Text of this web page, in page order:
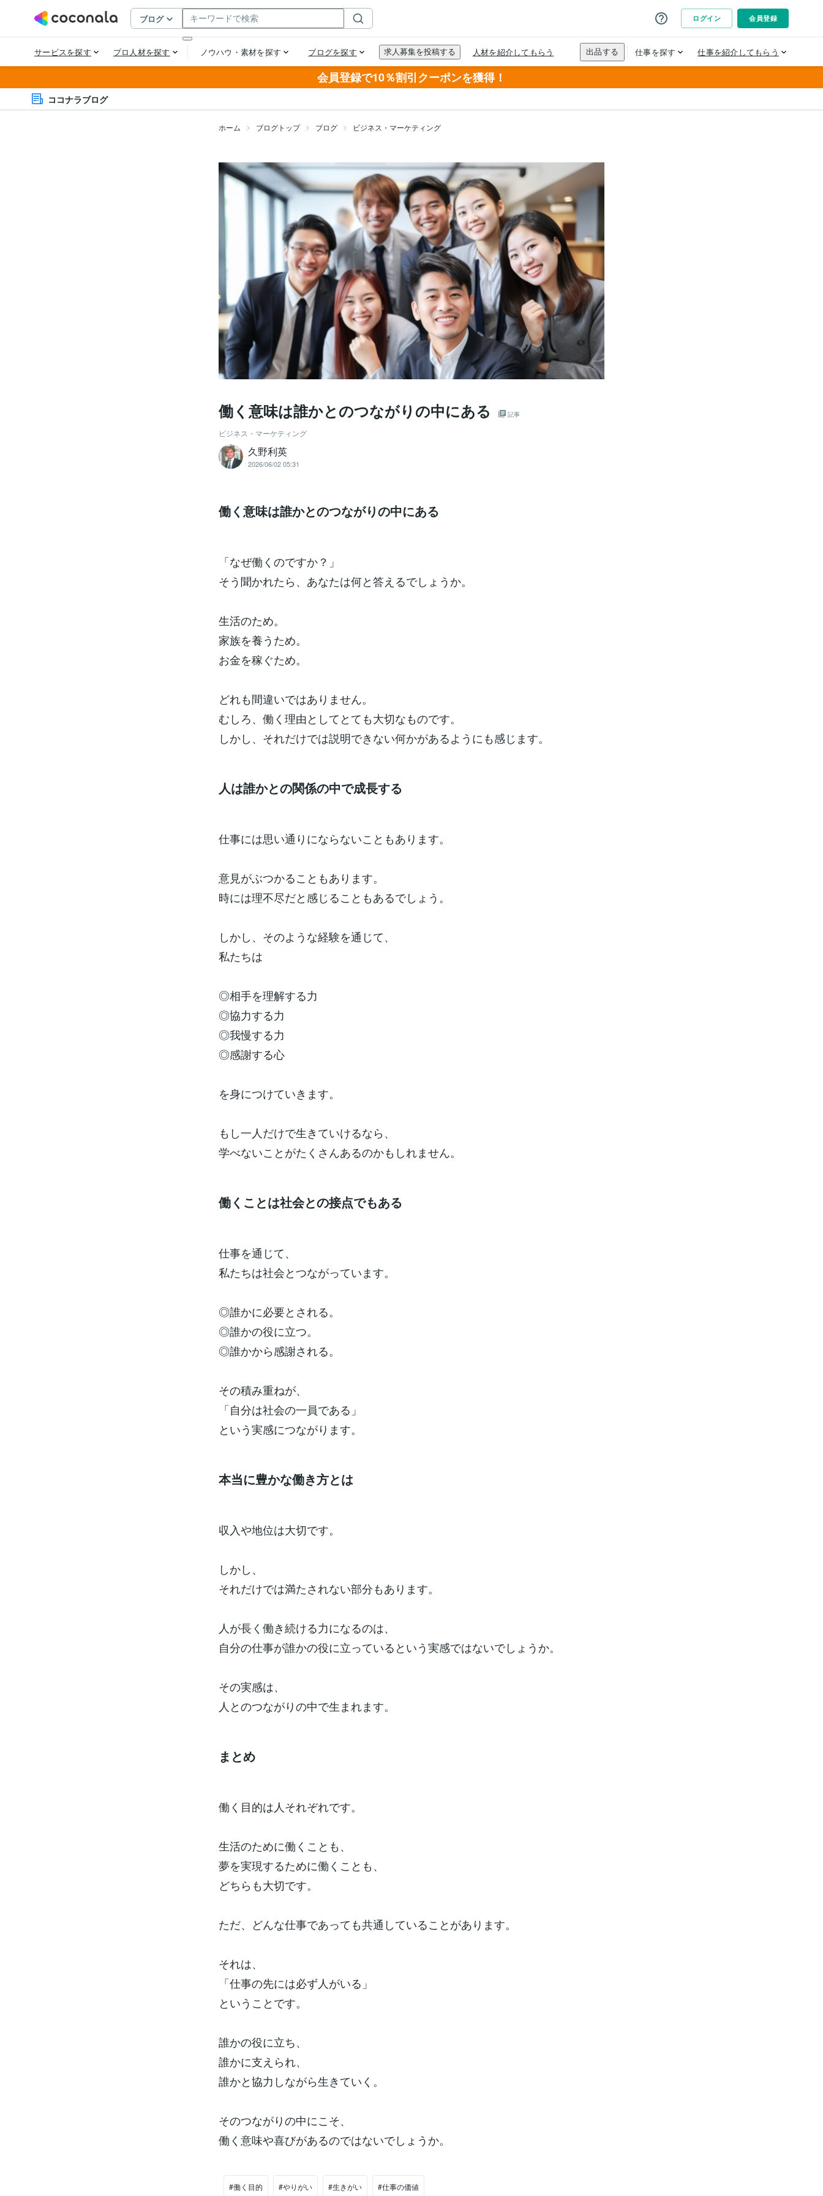
会員登録で10％割引クーポンを獲得！
ココナラブログ
ホーム ブログトップ ブログ ビジネス・マーケティング
働く意味は誰かとのつながりの中にある 記事
ビジネス・マーケティング
久野利英
2026/06/02 05:31
働く意味は誰かとのつながりの中にある
「なぜ働くのですか？」
そう聞かれたら、あなたは何と答えるでしょうか。
生活のため。
家族を養うため。
お金を稼ぐため。
どれも間違いではありません。
むしろ、働く理由としてとても大切なものです。
しかし、それだけでは説明できない何かがあるようにも感じます。
人は誰かとの関係の中で成長する
仕事には思い通りにならないこともあります。
意見がぶつかることもあります。
時には理不尽だと感じることもあるでしょう。
しかし、そのような経験を通じて、
私たちは
◎相手を理解する力
◎協力する力
◎我慢する力
◎感謝する心
を身につけていきます。
もし一人だけで生きていけるなら、
学べないことがたくさんあるのかもしれません。
働くことは社会との接点でもある
仕事を通じて、
私たちは社会とつながっています。
◎誰かに必要とされる。
◎誰かの役に立つ。
◎誰かから感謝される。
その積み重ねが、
「自分は社会の一員である」
という実感につながります。
本当に豊かな働き方とは
収入や地位は大切です。
しかし、
それだけでは満たされない部分もあります。
人が長く働き続ける力になるのは、
自分の仕事が誰かの役に立っているという実感ではないでしょうか。
その実感は、
人とのつながりの中で生まれます。
まとめ
働く目的は人それぞれです。
生活のために働くことも、
夢を実現するために働くことも、
どちらも大切です。
ただ、どんな仕事であっても共通していることがあります。
それは、
「仕事の先には必ず人がいる」
ということです。
誰かの役に立ち、
誰かに支えられ、
誰かと協力しながら生きていく。
そのつながりの中にこそ、
働く意味や喜びがあるのではないでしょうか。
#働く目的 #やりがい #生きがい #仕事の価値